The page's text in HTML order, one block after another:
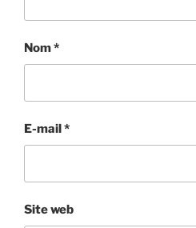
Nom*
E-mail*
Site web